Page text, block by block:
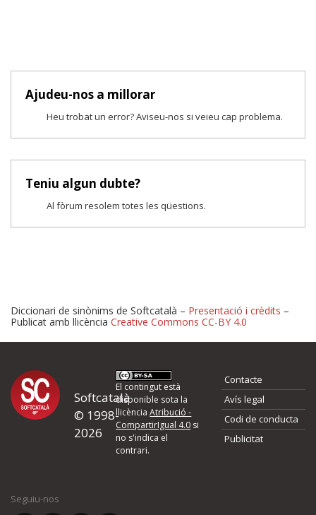
Ajudeu-nos a millorar
Heu trobat un error? Aviseu-nos si veieu cap problema.
Teniu algun dubte?
Al fòrum resolem totes les qüestions.
Proposeu-nos millores o
d'errors
Si heu trobat un error o voleu proposar alguna millora, ompliu els
quina és la millora que proposeu o l'error del qual voleu informar-
Diccionari de sinònims de Softcatalà – Presentació i crèdits –
Publicat amb llicència Creative Commons CC-BY 4.0
Softcatalà
© 1998-
2026
El contingut està
disponible sota la
llicènciaAtribució -
CompartirIgual 4.0 si
no s'indica el
contrari.
Contacte
Avís legal
Codi de conducta
Publicitat
Seguiu-nos